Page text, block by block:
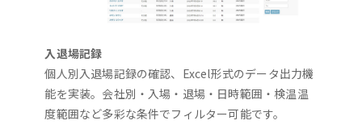
入退場記録
個人別入退場記録の確認、Excel形式のデータ出力機
能を実装。会社別・入場・退場・日時範囲・検温温
度範囲など多彩な条件でフィルター可能です。